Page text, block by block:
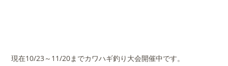
現在10/23～11/20までカワハギ釣り大会開催中です。